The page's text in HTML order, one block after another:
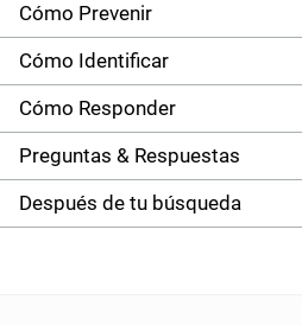
S
i
d
e
n
Cómo Prevenir
Cómo Identificar
Cómo Responder
Preguntas & Respuestas
Después de tu búsqueda